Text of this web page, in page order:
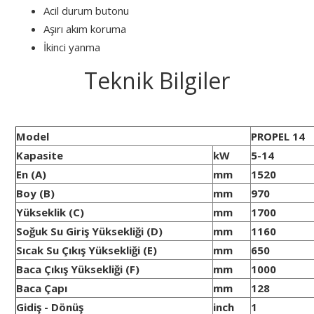
Acil durum butonu
Aşırı akım koruma
İkinci yanma
Teknik Bilgiler
Model
PROPEL 14
Kapasite
kW
5-14
En (A)
mm
1520
Boy (B)
mm
970
Yükseklik (C)
mm
1700
Soğuk Su Giriş Yüksekliği (D)
mm
1160
Sıcak Su Çıkış Yüksekliği (E)
mm
650
Baca Çıkış Yüksekliği (F)
mm
1000
Baca Çapı
mm
128
Gidiş - Dönüş
inch 1